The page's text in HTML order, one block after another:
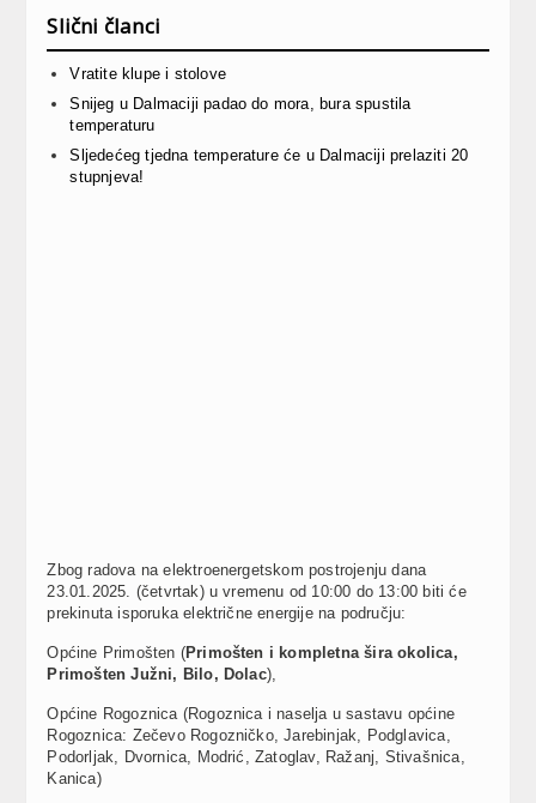
Slični članci
Vratite klupe i stolove
Snijeg u Dalmaciji padao do mora, bura spustila
temperaturu
Sljedećeg tjedna temperature će u Dalmaciji prelaziti 20
stupnjeva!
Zbog radova na elektroenergetskom postrojenju dana
23.01.2025. (četvrtak) u vremenu od 10:00 do 13:00 biti će
prekinuta isporuka električne energije na području:
Općine Primošten (Primošten i kompletna šira okolica,
Primošten Južni, Bilo, Dolac),
Općine Rogoznica (Rogoznica i naselja u sastavu općine
Rogoznica: Zečevo Rogozničko, Jarebinjak, Podglavica,
Podorljak, Dvornica, Modrić, Zatoglav, Ražanj, Stivašnica,
Kanica)